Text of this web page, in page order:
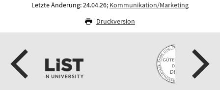
Letzte Änderung: 24.04.26; Kommunikation/Marketing
Druckversion